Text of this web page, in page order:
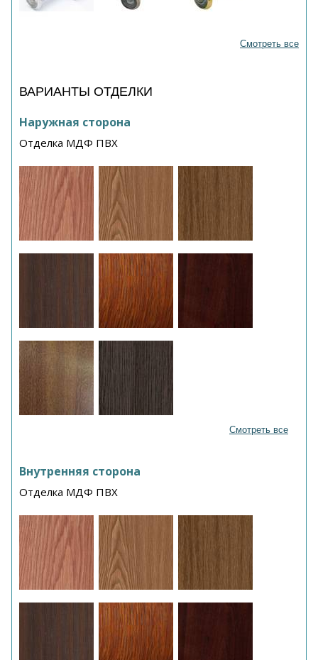
Смотреть все
ВАРИАНТЫ ОТДЕЛКИ
Наружная сторона
Отделка МДФ ПВХ
Смотреть все
Внутренняя сторона
Отделка МДФ ПВХ